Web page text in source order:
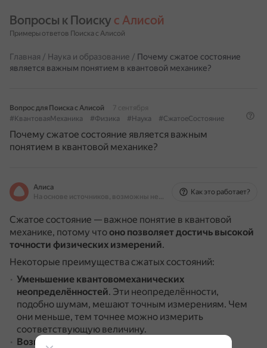
Вопросы к Поиску с Алисой
Примеры ответов Поиска с Алисой
Главная / Наука и образование / Почему сжатое состояние
является важным понятием в квантовой механике?
Вопрос для Поиска с Алисой
7 сентября
#КвантоваяМеханика
#Физика #Наука #СжатоеСостояние
Почему сжатое состояние является важным
понятием в квантовой механике?
Алиса
На основе источников, возможны неточности
Как это работает?
Сжатое состояние — важное понятие в квантовой
механике, потому чтооно позволяет достичь высокой
точности физических измерений.
Некоторые преимущества сжатых состояний:
Уменьшение квантовомеханических
неопределённостей. Эти неопределённости,
подобно шумам, мешают точным измерениям. Чем
они меньше, тем точнее можно измерить
соответствующую величину.
Возможность установить распределённость